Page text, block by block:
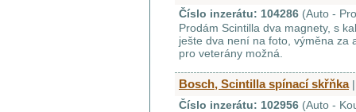
Číslo inzerátu: 104286 (Auto -
Prodám Scintilla dva magnety, s
ješte dva není na foto, výměna za
pro veterány možná.
Bosch, Scintilla spínací skřňka |
Číslo inzerátu: 102956 (Auto -